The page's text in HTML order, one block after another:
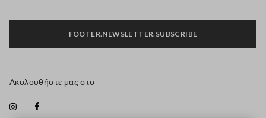
FOOTER.NEWSLETTER.SUBSCRIBE
Ακολουθήστε μας στο